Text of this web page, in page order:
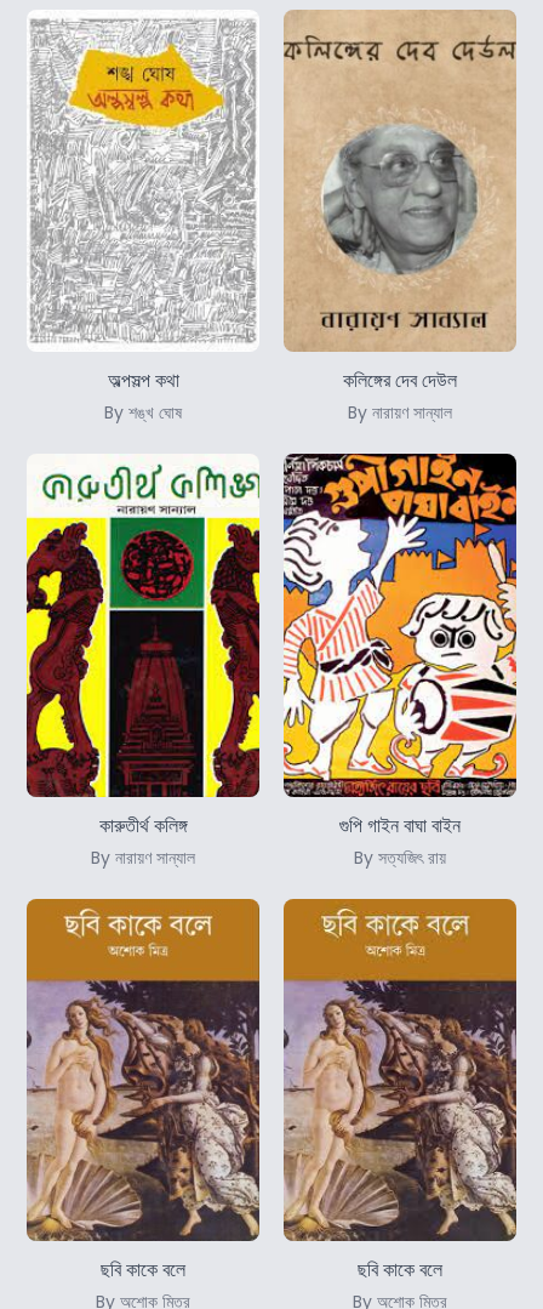
অল্পসল্প কথা
By শঙ্খ ঘোষ
কলিঙ্গের দেব দেউল
By নারায়ণ সান্যাল
কারুতীর্থ কলিঙ্গ
By নারায়ণ সান্যাল
গুপি গাইন বাঘা বাইন
By সত্যজিৎ রায়
ছবি কাকে বলে
By অশোক মিত্র
ছবি কাকে বলে
By অশোক মিত্র